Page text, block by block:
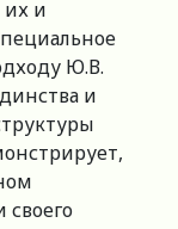
их и
Ю.В.
и
своего